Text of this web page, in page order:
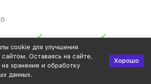
✔ ✔
cookie для улучшения
Оставаясь на сайте,
хранение и обработку
данных.
Хорошо